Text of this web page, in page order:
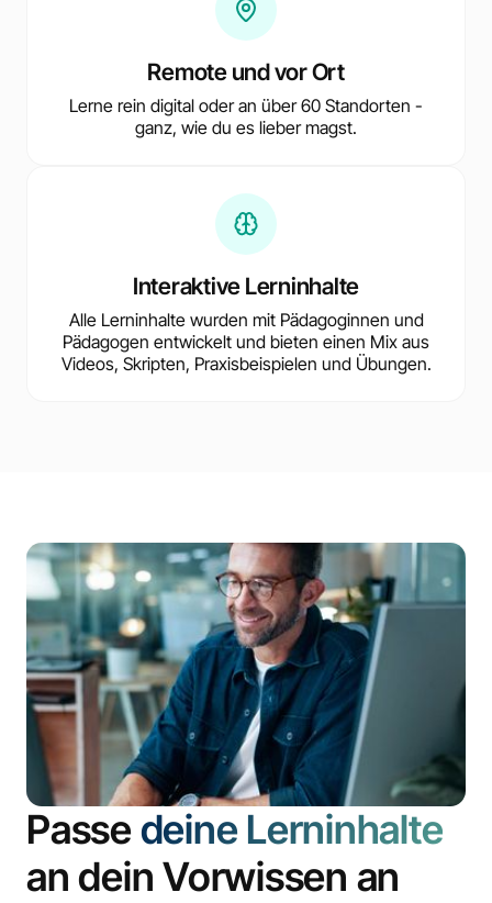
Remote und vor Ort
Lerne rein digital oder an über 60 Standorten -
ganz, wie du es lieber magst.
Interaktive Lerninhalte
Alle Lerninhalte wurden mit Pädagoginnen und
Pädagogen entwickelt und bieten einen Mix aus
Videos, Skripten, Praxisbeispielen und Übungen.
Passedeine Lerninhalte
an dein Vorwissen an